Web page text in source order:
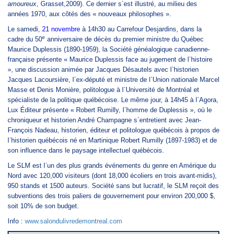
amoureux, Grasset,2009). Ce dernier s`est illustré, au milieu des
années 1970, aux côtés des « nouveaux philosophes ».
Le samedi, 21 novembre à 14h30 au Carrefour Desjardins, dans la
cadre du 50e anniversaire de décès du premier ministre du Québec
Maurice Duplessis (1890-1959), la Société généalogique canadienne-
française présente « Maurice Duplessis face au jugement de l`histoire
», une discussion animée par Jacques Désautels avec l`historien
Jacques Lacoursière, l`ex-député et ministre de l`Union nationale Marcel
Masse et Denis Monière, politologue à l`Université de Montréal et
spécialiste de la politique québécoise. Le même jour, à 14h45 à l`Agora,
Lux Éditeur présente « Robert Rumilly, l`homme de Duplessis », où le
chroniqueur et historien André Champagne s`entretient avec Jean-
François Nadeau, historien, éditeur et politologue québécois à propos de
l`historien québécois né en Martinique Robert Rumilly (1897-1983) et de
son influence dans le paysage intellectuel québécois.
Le SLM est l`un des plus grands événements du genre en Amérique du
Nord avec 120,000 visiteurs (dont 18,000 écoliers en trois avant-midis),
950 stands et 1500 auteurs. Société sans but lucratif, le SLM reçoit des
subventions des trois paliers de gouvernement pour environ 200,000 $,
soit 10% de son budget.
Info : www.salondulivredemontreal.com